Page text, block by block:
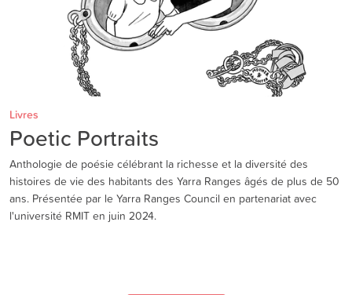
Livres
Poetic Portraits
Anthologie de poésie célébrant la richesse et la diversité des
histoires de vie des habitants des Yarra Ranges âgés de plus de 50
ans. Présentée par le Yarra Ranges Council en partenariat avec
l'université RMIT en juin 2024.